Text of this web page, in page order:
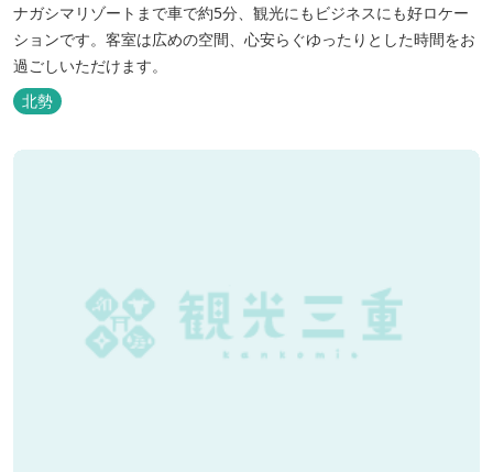
ナガシマリゾートまで車で約5分、観光にもビジネスにも好ロケー
ションです。客室は広めの空間、心安らぐゆったりとした時間をお
過ごしいただけます。
北勢